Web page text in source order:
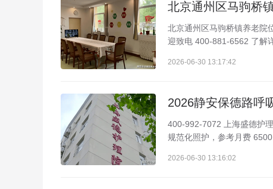
北京通州区马驹桥镇养老院
迎致电 400-881-6562 了解
2026-06-30 13:17:42
2026静安保德路呼
400-992-7072 上海盛德护
规范化照护，参考月费
2026-06-30 13:16:02